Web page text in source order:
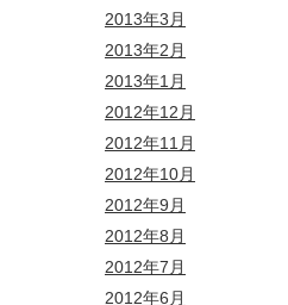
2013年3月
2013年2月
2013年1月
2012年12月
2012年11月
2012年10月
2012年9月
2012年8月
2012年7月
2012年6月